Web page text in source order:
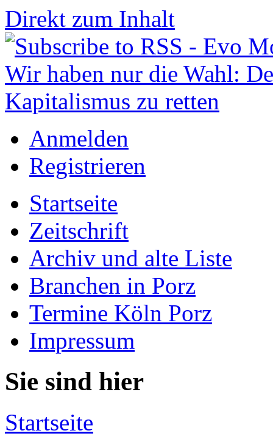
Direkt zum Inhalt
Anmelden
Registrieren
Startseite
Zeitschrift
Archiv und alte Liste
Branchen in Porz
Termine Köln Porz
Impressum
Sie sind hier
Startseite